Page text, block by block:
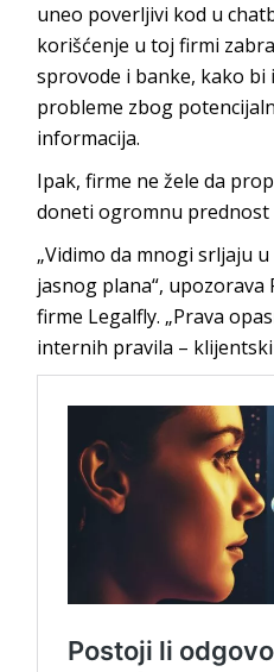
uneo poverljivi kod u
korišćenje u toj firmi
sprovode i banke, kako
probleme zbog
informacija.
Ipak, firme ne žele da
doneti ogromnu prednost
„Vidimo da mnogi srljaju
jasnog plana“, upozorava
firme Legalfly. „Prava
internih pravila –